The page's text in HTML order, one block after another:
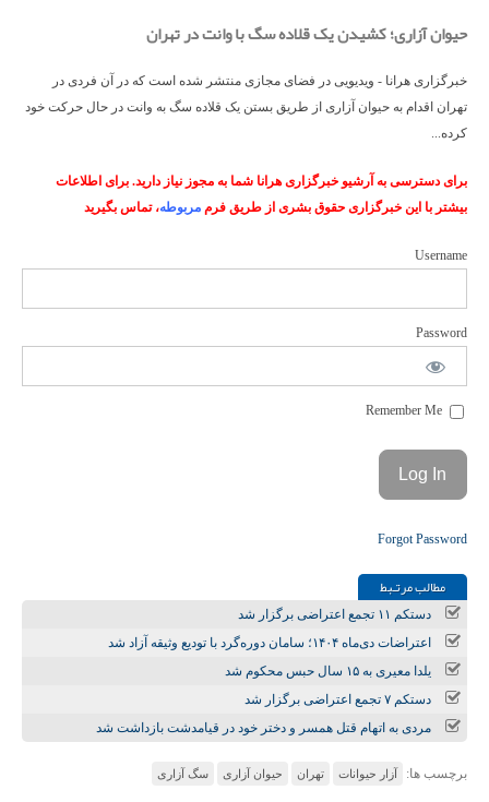
حیوان آزاری؛ کشیدن یک قلاده سگ با وانت در تهران
خبرگزاری هرانا - ویدیویی در فضای مجازی منتشر شده است که در آن فردی در
تهران اقدام به حیوان آزاری از طریق بستن یک قلاده سگ به وانت در حال حرکت خود
کرده...
برای دسترسی به آرشیو خبرگزاری هرانا شما به مجوز نیاز دارید. برای اطلاعات
بیشتر با این خبرگزاری حقوق بشری از طریق فرم مربوطه، تماس بگیرید
Username
Password
Forgot Password
مطالب مرتـبط
دستکم ۱۱ تجمع اعتراضی برگزار شد
اعتراضات دی‌ماه ۱۴۰۴؛ سامان دوره‌گرد با تودیع وثیقه آزاد شد
یلدا معیری به ۱۵ سال حبس محکوم شد
دستکم ۷ تجمع اعتراضی برگزار شد
مردی به اتهام قتل همسر و دختر خود در قیامدشت بازداشت شد
برچسب ها: آزار حیوانات تهران حیوان آزاری سگ آزاری